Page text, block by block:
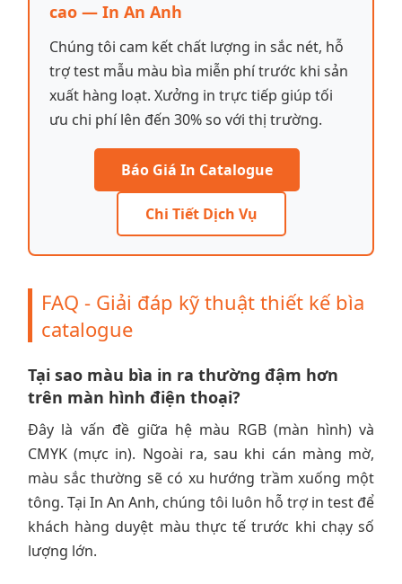
cao — In An Anh
Chúng tôi cam kết chất lượng in sắc nét, hỗ
trợ test mẫu màu bìa miễn phí trước khi sản
xuất hàng loạt. Xưởng in trực tiếp giúp tối
ưu chi phí lên đến 30% so với thị trường.
Báo Giá In Catalogue
Chi Tiết Dịch Vụ
FAQ - Giải đáp kỹ thuật thiết kế bìa
catalogue
Tại sao màu bìa in ra thường đậm hơn
trên màn hình điện thoại?
Đây là vấn đề giữa hệ màu RGB (màn hình) và
CMYK (mực in). Ngoài ra, sau khi cán màng mờ,
màu sắc thường sẽ có xu hướng trầm xuống một
tông. Tại In An Anh, chúng tôi luôn hỗ trợ in test để
khách hàng duyệt màu thực tế trước khi chạy số
lượng lớn.